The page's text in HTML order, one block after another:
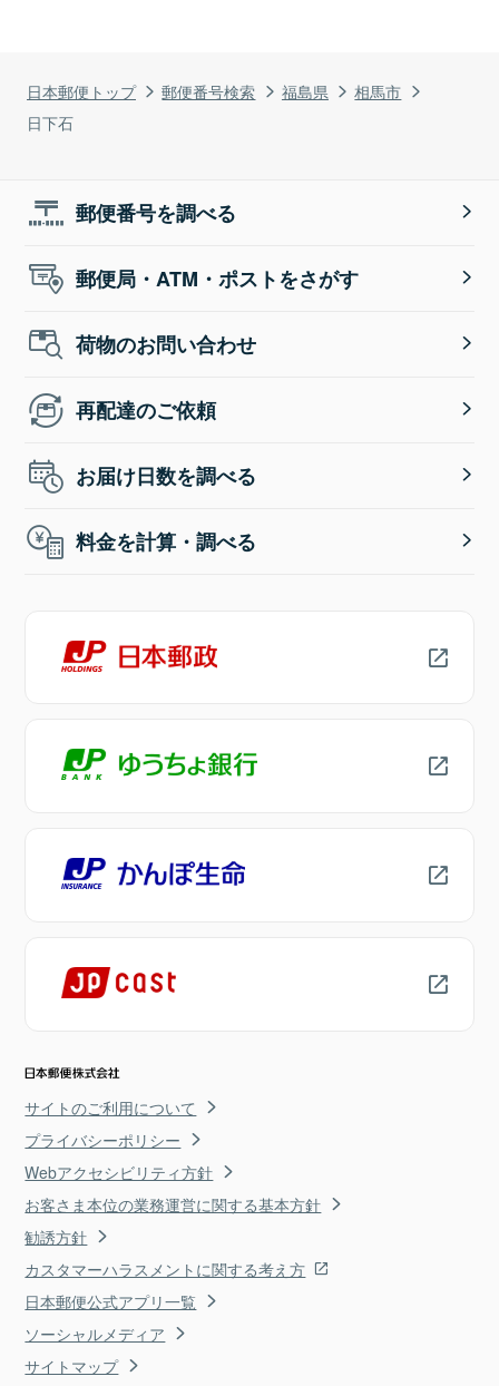
日本郵便トップ 郵便番号検索 福島県
相馬市
日下石
郵便番号を調べる
郵便局・ATM・ポストをさがす
荷物のお問い合わせ
再配達のご依頼
お届け日数を調べる
料金を計算・調べる
サイトのご利用について
プライバシーポリシー
Webアクセシビリティ方針
お客さま本位の業務運営に関する基本方針
勧誘方針
カスタマーハラスメントに関する考え方
日本郵便公式アプリ一覧
ソーシャルメディア
サイトマップ